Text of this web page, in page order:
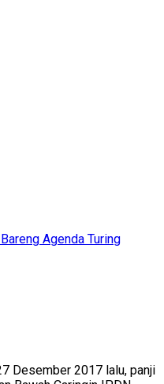
Agenda Turing
Desember 2017 lalu, panji